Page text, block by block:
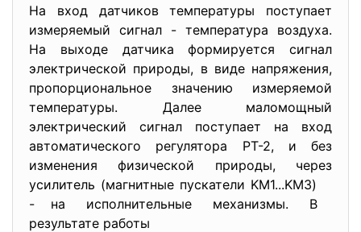
На вход датчиков температуры поступает
измеряемый сигнал - температура воздуха.
На выходе датчика формируется сигнал
электрической природы, в виде напряжения,
пропорциональное значению измеряемой
температуры. Далее маломощный
электрический сигнал поступает на вход
автоматического регулятора РТ-2, и без
изменения физической природы, через
усилитель (магнитные пускатели KM1...KM3)
- на исполнительные механизмы. В
результате работы